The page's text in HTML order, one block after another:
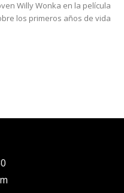
Willy Wonka en la película
los primeros años de vida